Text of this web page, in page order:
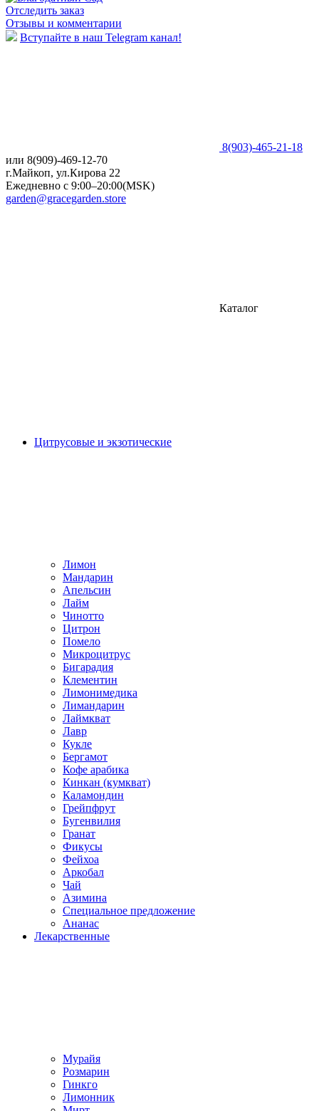
Отследить заказ
Отзывы и комментарии
Вступайте в наш Telegram канал!
8(903)-465-21-18
или 8(909)-469-12-70
г.Майкоп, ул.Кирова 22
Ежедневно с 9:00–20:00(MSK)
garden@gracegarden.store
Каталог
Цитрусовые и экзотические
Лимон
Мандарин
Апельсин
Лайм
Чинотто
Цитрон
Помело
Микроцитрус
Бигарадия
Клементин
Лимонимедика
Лимандарин
Лаймкват
Лавр
Кукле
Бергамот
Кофе арабика
Кинкан (кумкват)
Каламондин
Грейпфрут
Бугенвилия
Гранат
Фикусы
Фейхоа
Аркобал
Чай
Азимина
Специальное предложение
Ананас
Лекарственные
Мурайя
Розмарин
Гинкго
Лимонник